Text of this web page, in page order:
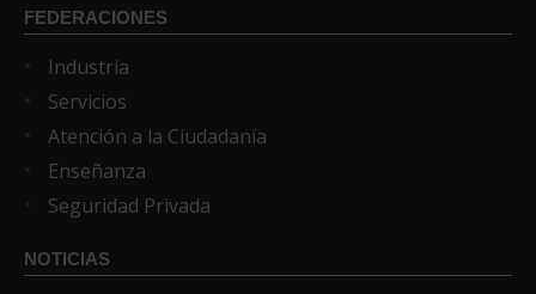
FEDERACIONES
Industria
Servicios
Atención a la Ciudadanía
Enseñanza
Seguridad Privada
NOTICIAS